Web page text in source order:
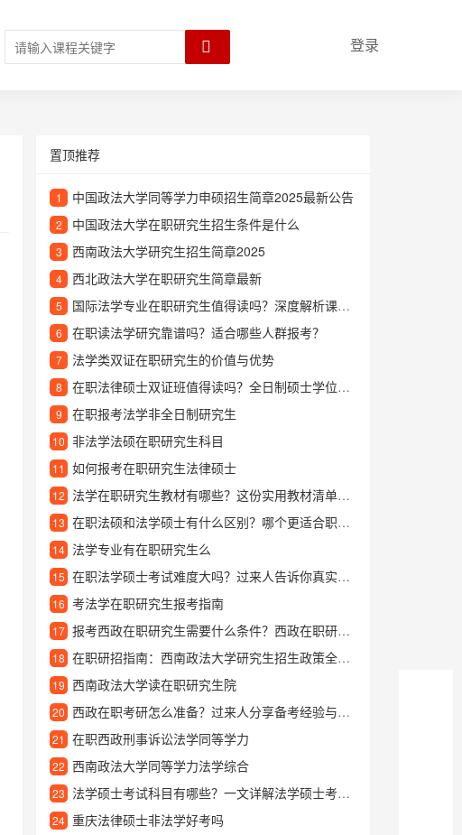
登录
置顶推荐
1 中国政法大学同等学力申硕招生简章2025最新公告
2 中国政法大学在职研究生招生条件是什么
3 西南政法大学研究生招生简章2025
4 西北政法大学在职研究生简章最新
5 国际法学专业在职研究生值得读吗？深度解析课程特色与职业发展
6 在职读法学研究靠谱吗？适合哪些人群报考？
7 法学类双证在职研究生的价值与优势
8 在职法律硕士双证班值得读吗？全日制硕士学位+法律职业资格证双收获
9 在职报考法学非全日制研究生
10 非法学法硕在职研究生科目
11 如何报考在职研究生法律硕士
12 法学在职研究生教材有哪些？这份实用教材清单帮你高效学习
13 在职法硕和法学硕士有什么区别？哪个更适合职场人士报考？
14 法学专业有在职研究生么
15 在职法学硕士考试难度大吗？过来人告诉你真实情况
16 考法学在职研究生报考指南
17 报考西政在职研究生需要什么条件？西政在职研究生值得读吗？
18 在职研招指南：西南政法大学研究生招生政策全面解读
19 西南政法大学读在职研究生院
20 西政在职考研怎么准备？过来人分享备考经验与心得
21 在职西政刑事诉讼法学同等学力
22 西南政法大学同等学力法学综合
23 法学硕士考试科目有哪些？一文详解法学硕士考什么内容
24 重庆法律硕士非法学好考吗